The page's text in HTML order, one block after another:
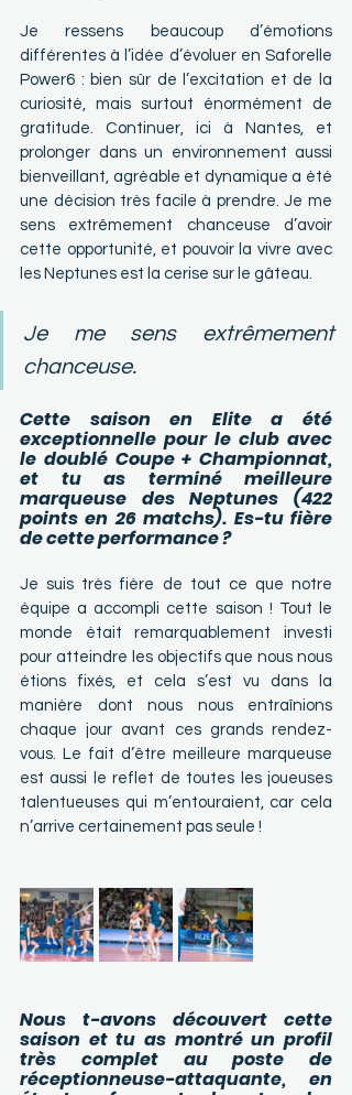
Je ressens beaucoup d’émotions
différentes à l’idée d’évoluer en Saforelle
Power6 : bien sûr de l’excitation et de la
curiosité, mais surtout énormément de
gratitude. Continuer, ici à Nantes, et
prolonger dans un environnement aussi
bienveillant, agréable et dynamique a été
une décision très facile à prendre. Je me
sens extrêmement chanceuse d’avoir
cette opportunité, et pouvoir la vivre avec
les Neptunes est la cerise sur le gâteau.
Je me sens extrêmement
chanceuse.
Cette saison en Elite a été
exceptionnelle pour le club avec
le doublé Coupe + Championnat,
et tu as terminé meilleure
marqueuse des Neptunes (422
points en 26 matchs). Es-tu fière
de cette performance ?
Je suis très fière de tout ce que notre
équipe a accompli cette saison ! Tout le
monde était remarquablement investi
pour atteindre les objectifs que nous nous
étions fixés, et cela s’est vu dans la
manière dont nous nous entraînions
chaque jour avant ces grands rendez-
vous. Le fait d’être meilleure marqueuse
est aussi le reflet de toutes les joueuses
talentueuses qui m’entouraient, car cela
n’arrive certainement pas seule !
Nous t-avons découvert cette
saison et tu as montré un profil
très complet au poste de
réceptionneuse-attaquante, en